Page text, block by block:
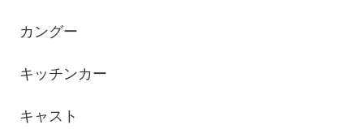
カングー
キッチンカー
キャスト